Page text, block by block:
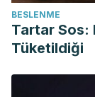
BESLENME
Tartar Sos:
Tüketildiği